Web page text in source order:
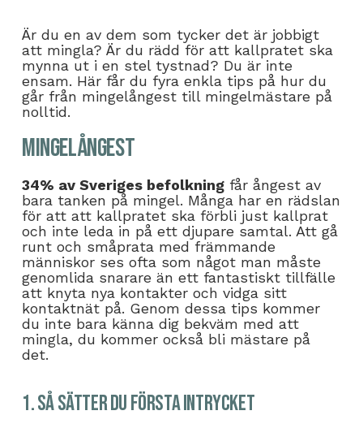
Är du en av dem som tycker det är jobbigt
att mingla? Är du rädd för att kallpratet ska
mynna ut i en stel tystnad? Du är inte
ensam. Här får du fyra enkla tips på hur du
går från mingelångest till mingelmästare på
nolltid.
Mingelångest
34% av Sveriges befolkning får ångest av
bara tanken på mingel. Många har en rädslan
för att att kallpratet ska förbli just kallprat
och inte leda in på ett djupare samtal. Att gå
runt och småprata med främmande
människor ses ofta som något man måste
genomlida snarare än ett fantastiskt tillfälle
att knyta nya kontakter och vidga sitt
kontaktnät på. Genom dessa tips kommer
du inte bara känna dig bekväm med att
mingla, du kommer också bli mästare på
det.
1. Så sätter du första intrycket